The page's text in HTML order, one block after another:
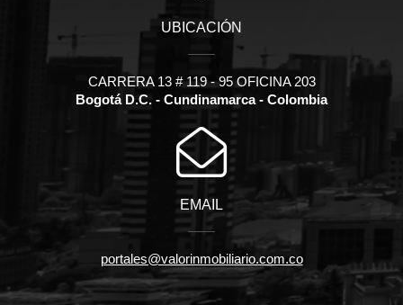
UBICACIÓN
CARRERA 13 # 119 - 95 OFICINA 203
Bogotá D.C. - Cundinamarca - Colombia
EMAIL
portales@valorinmobiliario.com.co